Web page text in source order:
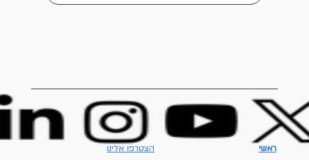
ראשי
הצטרפו אלינו